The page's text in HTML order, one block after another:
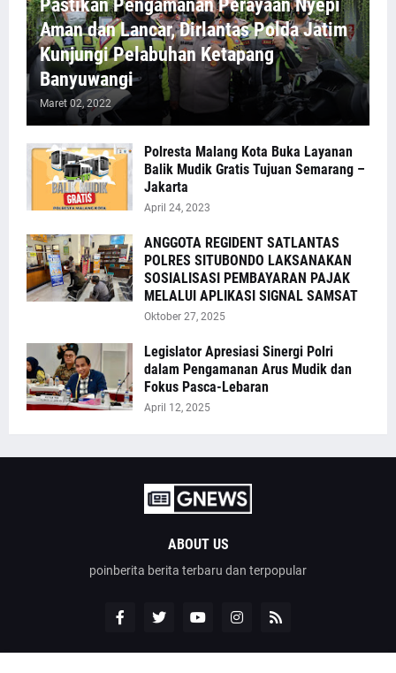
Pastikan Pengamanan Perayaan Nyepi
Aman dan Lancar, Dirlantas Polda Jatim
Kunjungi Pelabuhan Ketapang
Banyuwangi
Maret 02, 2022
Polresta Malang Kota Buka Layanan
Balik Mudik Gratis Tujuan Semarang –
Jakarta
April 24, 2023
ANGGOTA REGIDENT SATLANTAS
POLRES SITUBONDO LAKSANAKAN
SOSIALISASI PEMBAYARAN PAJAK
MELALUI APLIKASI SIGNAL SAMSAT
Oktober 27, 2025
Legislator Apresiasi Sinergi Polri
dalam Pengamanan Arus Mudik dan
Fokus Pasca-Lebaran
April 12, 2025
ABOUT US
poinberita berita terbaru dan terpopular